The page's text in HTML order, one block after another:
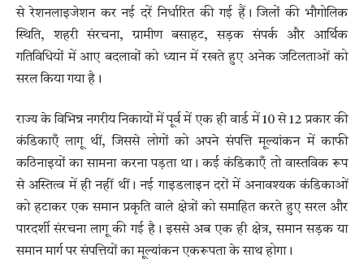
से रेशनलाइजेशन कर नई दरें निर्धारित की गई हैं। जिलों की भौगोलिक
स्थिति, शहरी संरचना, ग्रामीण बसाहट, सड़क संपर्क और आर्थिक
गतिविधियों में आए बदलावों को ध्यान में रखते हुए अनेक जटिलताओं को
सरल किया गया है।
राज्य के विभिन्न नगरीय निकायों में पूर्व में एक ही वार्ड में 10 से 12 प्रकार की
कंडिकाएँ लागू थीं, जिससे लोगों को अपने संपत्ति मूल्यांकन में काफी
कठिनाइयों का सामना करना पड़ता था। कई कंडिकाएँ तो वास्तविक रूप
से अस्तित्व में ही नहीं थीं। नई गाइडलाइन दरों में अनावश्यक कंडिकाओं
को हटाकर एक समान प्रकृति वाले क्षेत्रों को समाहित करते हुए सरल और
पारदर्शी संरचना लागू की गई है। इससे अब एक ही क्षेत्र, समान सड़क या
समान मार्ग पर संपत्तियों का मूल्यांकन एकरूपता के साथ होगा।